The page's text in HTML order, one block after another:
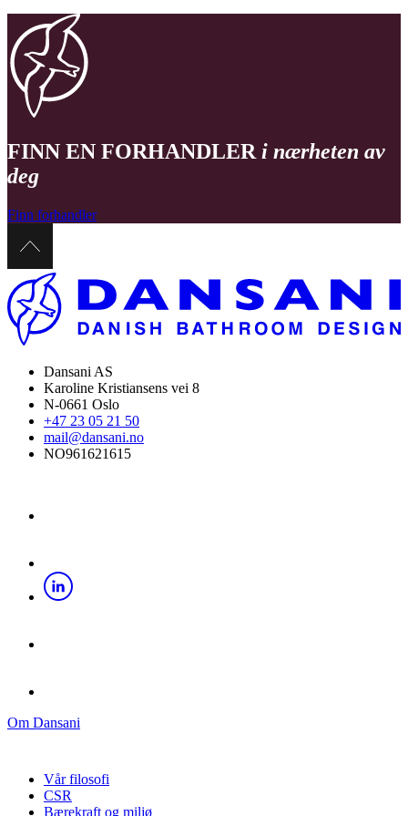
FINN EN FORHANDLER i nærheten av
deg
Finn forhandler
Dansani AS
Karoline Kristiansens vei 8
N-0661 Oslo
+47 23 05 21 50
mail@dansani.no
NO961621615
Om Dansani
Vår filosofi
CSR
Bærekraft og miljø